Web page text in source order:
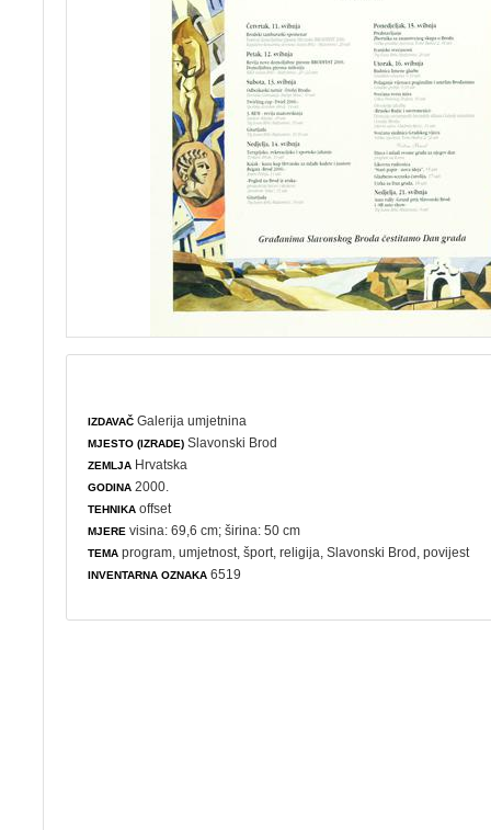
IZDAVAČ Galerija umjetnina
MJESTO (IZRADE) Slavonski Brod
ZEMLJA Hrvatska
GODINA 2000.
TEHNIKA offset
MJERE visina: 69,6 cm; širina: 50 cm
TEMA program ,umjetnost ,šport ,religija , Slavonski Brod,povijest
INVENTARNA OZNAKA 6519